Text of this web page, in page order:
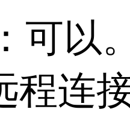
以。
程连